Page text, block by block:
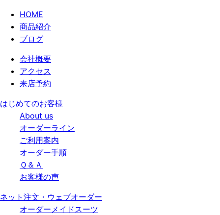
HOME
商品紹介
ブログ
会社概要
アクセス
来店予約
はじめてのお客様
About us
オーダーライン
ご利用案内
オーダー手順
Ｑ＆Ａ
お客様の声
ネット注文・ウェブオーダー
オーダーメイドスーツ